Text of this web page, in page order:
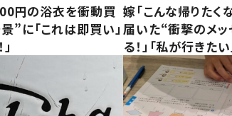
円の浴衣を衝動買
”に「これは即買い」
嫁「こんな帰りたく
届いた“衝撃のメ
る！」「私が行きたい